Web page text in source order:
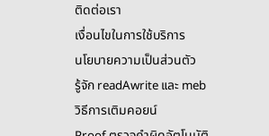
ติดต่อเรา
เงื่อนไขในการใช้บริการ
นโยบายความเป็นส่วนตัว
รู้จัก readAwrite และ meb
วิธีการเติมคอยน์